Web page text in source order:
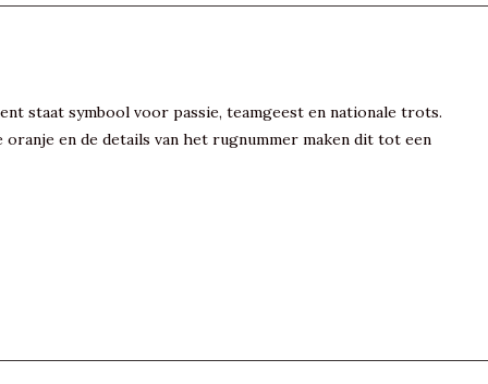
staat symbool voor passie, teamgeest en nationale trots.
en de details van het rugnummer maken dit tot een